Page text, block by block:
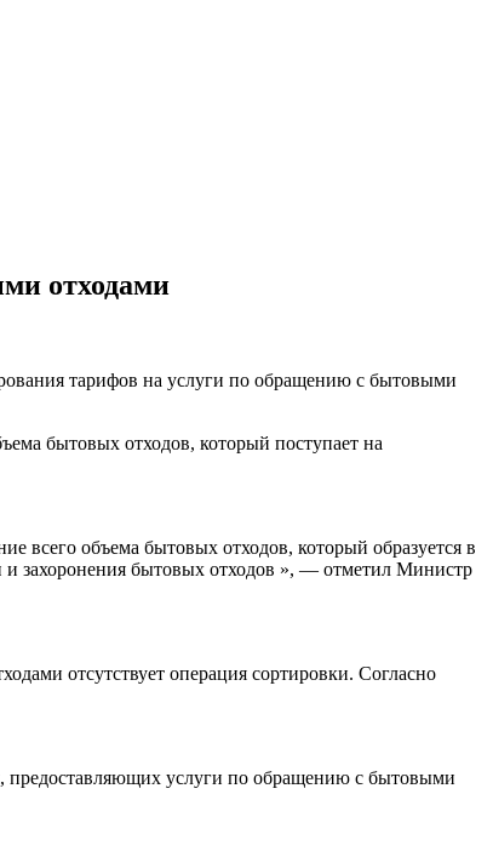
отходами
тарифов на услуги по обращению с бытовыми
бытовых отходов, который поступает на
всего объема бытовых отходов, который образуется в
и захоронения бытовых отходов », — отметил Министр
отсутствует операция сортировки. Согласно
предоставляющих услуги по обращению с бытовыми